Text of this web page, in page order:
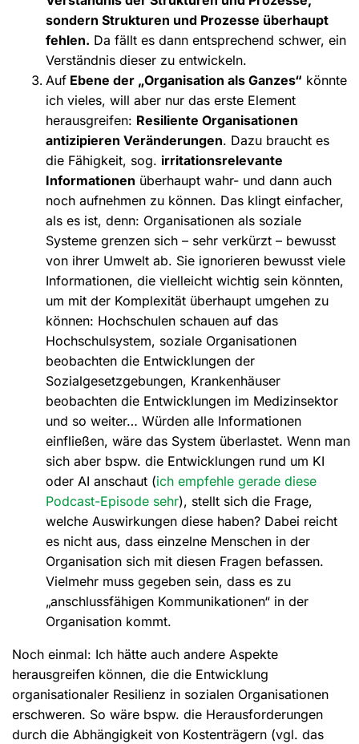
sondern Strukturen und Prozesse überhaupt
fehlen. Da fällt es dann entsprechend schwer, ein
Verständnis dieser zu entwickeln.
AufEbene der „Organisation als Ganzes“ könnte
ich vieles, will aber nur das erste Element
herausgreifen: Resiliente Organisationen
antizipieren Veränderungen. Dazu braucht es
die Fähigkeit, sog. irritationsrelevante
Informationen überhaupt wahr- und dann auch
noch aufnehmen zu können. Das klingt einfacher,
als es ist, denn: Organisationen als soziale
Systeme grenzen sich – sehr verkürzt – bewusst
von ihrer Umwelt ab. Sie ignorieren bewusst viele
Informationen, die vielleicht wichtig sein könnten,
um mit der Komplexität überhaupt umgehen zu
können: Hochschulen schauen auf das
Hochschulsystem, soziale Organisationen
beobachten die Entwicklungen der
Sozialgesetzgebungen, Krankenhäuser
beobachten die Entwicklungen im Medizinsektor
und so weiter… Würden alle Informationen
einfließen, wäre das System überlastet. Wenn man
sich aber bspw. die Entwicklungen rund um KI
oder AI anschaut (ich empfehle gerade diese
Podcast-Episode sehr), stellt sich die Frage,
welche Auswirkungen diese haben? Dabei reicht
es nicht aus, dass einzelne Menschen in der
Organisation sich mit diesen Fragen befassen.
Vielmehr muss gegeben sein, dass es zu
„anschlussfähigen Kommunikationen“ in der
Organisation kommt.
Noch einmal: Ich hätte auch andere Aspekte
herausgreifen können, die die Entwicklung
organisationaler Resilienz in sozialen Organisationen
erschweren. So wäre bspw. die Herausforderungen
durch die Abhängigkeit von Kostenträgern (vgl. das